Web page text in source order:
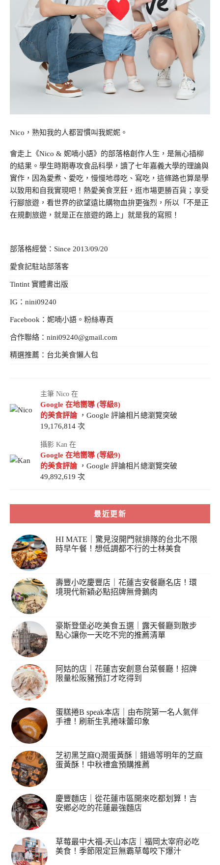
Nico，熟知我的人都習慣叫我妮妮。
會走上《Nico & 妮喃小語》的部落格創作人生，是無心插柳
的結果。學生時期專攻食品科學，讀了七年嘉義大學的理論與
實作，因為愛煮、愛吃，慢慢地尋吃、寫吃，這條路也算是學
以致用和自我實現吧！熱愛美食烹飪，逛市場更勝百貨；享受
行腳旅遊，看世界的欲望遠比購物血拚更強烈，所以「不是正
在規劃旅遊，就是正在旅遊的路上」就是我的寫照！
部落格經營：Since 2013/09/20
愛食記駐站部落客
Tintint 實體書出版
IG： nini09240
Facebook： 妮喃小語。粉絲專頁
合作聯絡： nini09240@gmail.com
精選推薦： 台北美食懶人包
主筆 Nico 在
Google 在地嚮導 (等級8)
的美食評論 ，Google 評論相片總瀏覽突破
19,176,814 次
攝影 Kan 在
Google 在地嚮導 (等級9)
的美食評論 ，Google 評論相片總瀏覽突破
49,892,619 次
最近更新
HI MATE｜驚見沒開門就排隊的台北不限
時早午餐！想低調都不行的士林美食
壽豐小吃慶豐店｜花蓮吉安餐廳名店！環
境現代新穎必點招牌無骨鵝肉
豪斯登堡必吃美食五選｜露天餐廳到散步
點心讓你一天吃不完的推薦清單
阿姑的店｜花蓮吉安創意台菜餐廳！招牌
限量松阪豬預訂才吃得到
蛋糕捲B speak本店｜由布院第一名人氣伴
手禮！刷新生乳捲味蕾印象
芝初黑芝麻Q潤蛋黃酥｜錯過等明年的芝麻
蛋黃酥！中秋禮盒預購推薦
慶豐麵店｜從花蓮市區開來吃都划算！吉
安鄉必吃的花蓮最強麵店
草莓最中大福-天山本店｜福岡太宰府必吃
美食！季節限定巨無霸草莓咬下爆汁